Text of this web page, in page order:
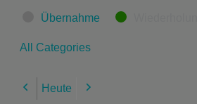
Übernahme
All Categories
Previous
Heute Next